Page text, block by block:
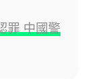
罪 中國警